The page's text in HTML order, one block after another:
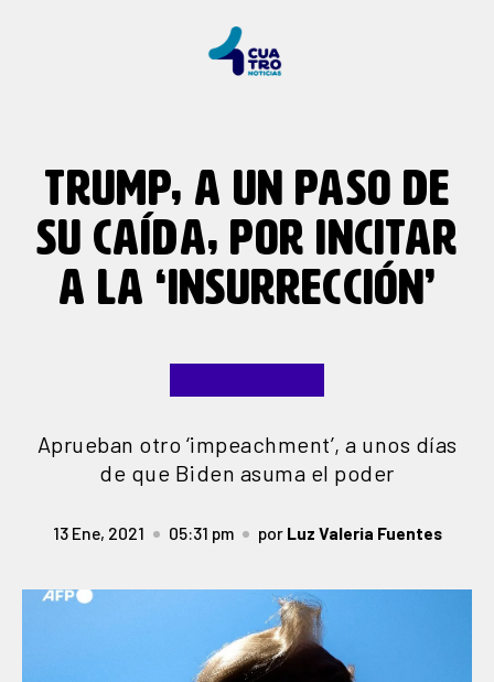
TRUMP, A UN PASO DE
SU CAÍDA, POR INCITAR
A LA ‘INSURRECCIÓN’
Aprueban otro ‘impeachment’, a unos días
de que Biden asuma el poder
13 Ene, 2021 05:31 pm por Luz Valeria Fuentes